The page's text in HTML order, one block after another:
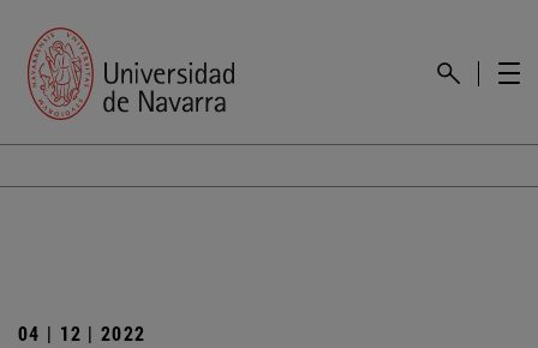
04 | 12 | 2022